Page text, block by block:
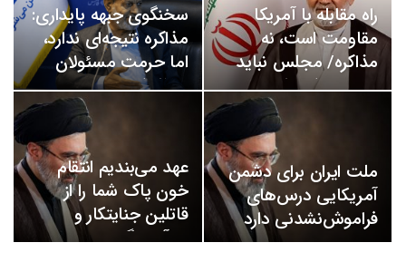
راه مقابله با آمریکا
مقاومت است، نه
مذاکره/ مجلس نباید
حتی در شرایط…
سخنگوی جبهه پایداری:
مذاکره نتیجه‌ای ندارد،
اما حرمت مسئولان
حفظ شود
ملت ایران برای دشمن
آمریکایی درس‌های
فراموش‌نشدنی دارد
عهد می‌بندیم انتقام
خون پاک شما را از
قاتلین جنایتکار و
بی‌آبرو بگیریم